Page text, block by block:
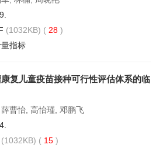
(1032KB) ( 28 )
指标
康复儿童疫苗接种可行性评估体系的临
曹怡, 高怡瑾, 邓鹏飞
(1032KB) ( 15 )